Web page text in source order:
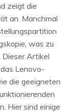
zeigt die
an. Manchmal
was zu
Artikel
Lenovo-
die geeigneten
Hier sind einige